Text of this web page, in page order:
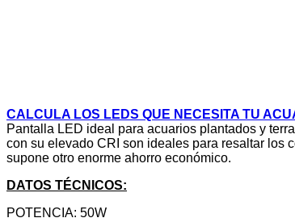
CALCULA LOS LEDS QUE NECESITA TU
Pantalla LED ideal para acuarios plantados y
con su elevado CRI son ideales para resaltar los
supone otro enorme ahorro económico.
DATOS TÉCNICOS:
POTENCIA: 50W